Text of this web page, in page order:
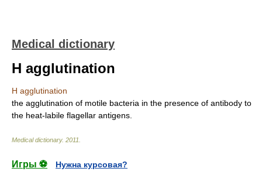
Medical dictionary
H agglutination
H agglutination
the agglutination of motile bacteria in the presence of antibody to
the heat-labile flagellar antigens.
Medical dictionary. 2011
Игры ⚽
Нужна курсовая?